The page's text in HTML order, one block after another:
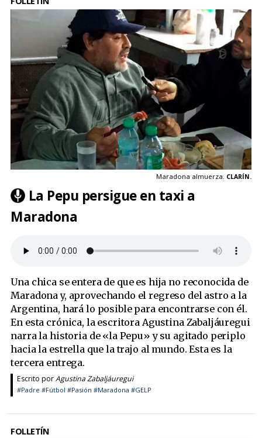
Maradona almuerza. CLARÍN.
La Pepu persigue en taxi a
Maradona
Una chica se entera de que es hija no reconocida de
Maradona y, aprovechando el regreso del astro a la
Argentina, hará lo posible para encontrarse con él.
En esta crónica, la escritora Agustina Zabaljáuregui
narra la historia de «la Pepu» y su agitado periplo
hacia la estrella que la trajo al mundo. Esta es la
tercera entrega.
Escrito porAgustina Zabaljáuregui
#Padre #Fútbol #Pasión #Maradona #GELP
FOLLETÍN